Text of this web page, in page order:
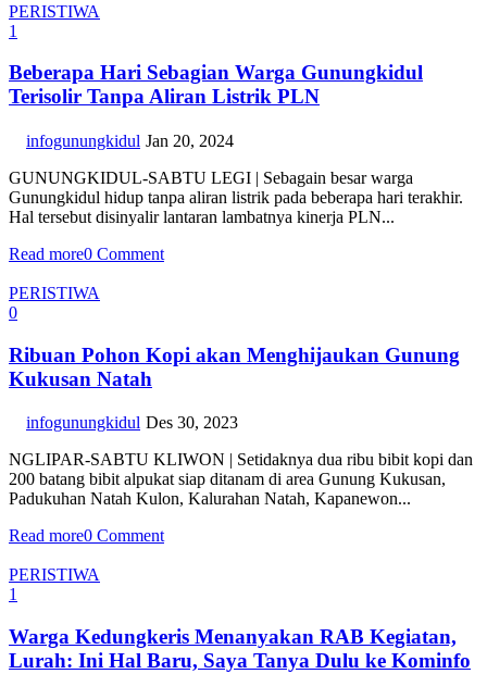
PERISTIWA
1
Beberapa Hari Sebagian Warga Gunungkidul
Terisolir Tanpa Aliran Listrik PLN
infogunungkidul Jan 20, 2024
GUNUNGKIDUL-SABTU LEGI | Sebagain besar warga
Gunungkidul hidup tanpa aliran listrik pada beberapa hari terakhir.
Hal tersebut disinyalir lantaran lambatnya kinerja PLN...
Read more0 Comment
PERISTIWA
0
Ribuan Pohon Kopi akan Menghijaukan Gunung
Kukusan Natah
infogunungkidul Des 30, 2023
NGLIPAR-SABTU KLIWON | Setidaknya dua ribu bibit kopi dan
200 batang bibit alpukat siap ditanam di area Gunung Kukusan,
Padukuhan Natah Kulon, Kalurahan Natah, Kapanewon...
Read more0 Comment
PERISTIWA
1
Warga Kedungkeris Menanyakan RAB Kegiatan,
Lurah: Ini Hal Baru, Saya Tanya Dulu ke Kominfo